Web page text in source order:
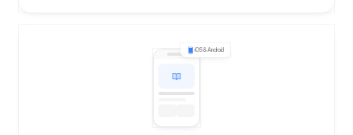
iOS & Android